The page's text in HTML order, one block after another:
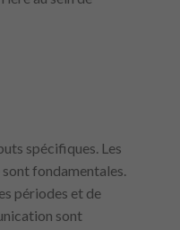
spécifiques. Les
fondamentales.
périodes et de
sont